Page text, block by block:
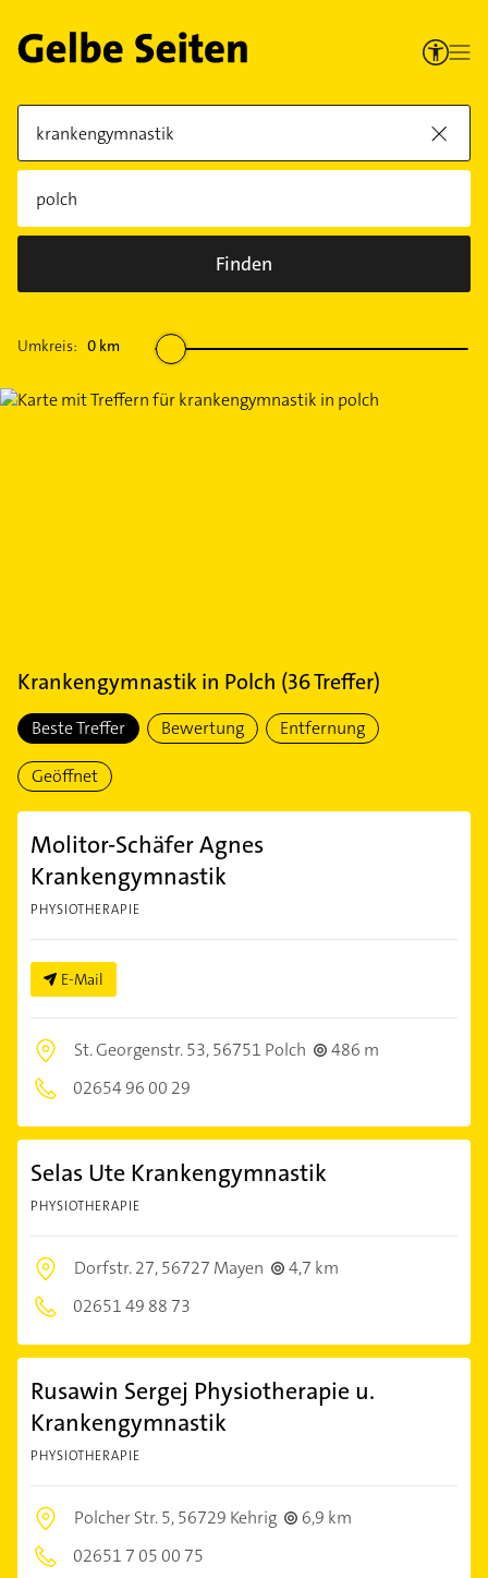
Finden
Umkreis: 0 km
Krankengymnastikin Polch (36Treffer)
Beste Treffer Bewertung Entfernung
Geöffnet
Molitor-Schäfer Agnes
Krankengymnastik
PHYSIOTHERAPIE
E-Mail
St. Georgenstr. 53,56751 Polch
486 m
02654 96 00 29
Selas Ute Krankengymnastik
PHYSIOTHERAPIE
Dorfstr. 27,56727 Mayen
4,7 km
02651 49 88 73
Rusawin Sergej Physiotherapie u.
Krankengymnastik
PHYSIOTHERAPIE
Polcher Str. 5,56729 Kehrig
6,9 km
02651 7 05 00 75